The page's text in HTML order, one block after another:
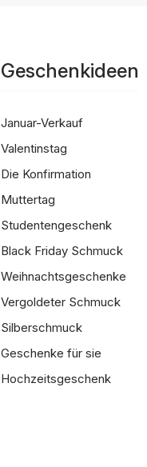
Geschenkideen
Januar-Verkauf
Valentinstag
Die Konfirmation
Muttertag
Studentengeschenk
Black Friday Schmuck
Weihnachtsgeschenke
Vergoldeter Schmuck
Silberschmuck
Geschenke für sie
Hochzeitsgeschenk